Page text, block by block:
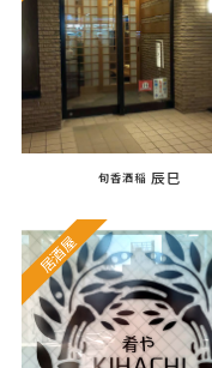
旬香酒稲 辰巳
居酒屋